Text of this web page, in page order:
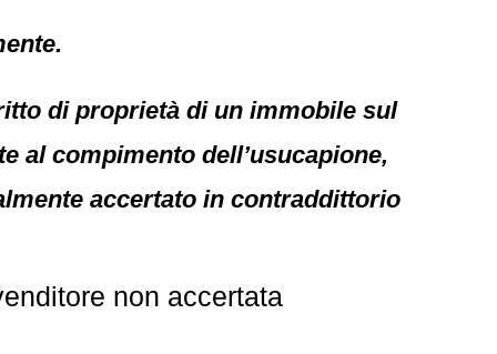
di proprietà di un immobile sul
al compimento dell’usucapione,
accertato in contraddittorio
non accertata